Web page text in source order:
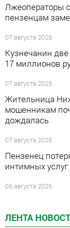
ЛЕНТА
Лжеоператоры
пензенцам
07 августа 2026
Кузнечанин
17 миллионов
07 августа 2026
Жительница
мошенникам
дождалась
07 августа 2026
Пензенец
интимных
06 августа 2026